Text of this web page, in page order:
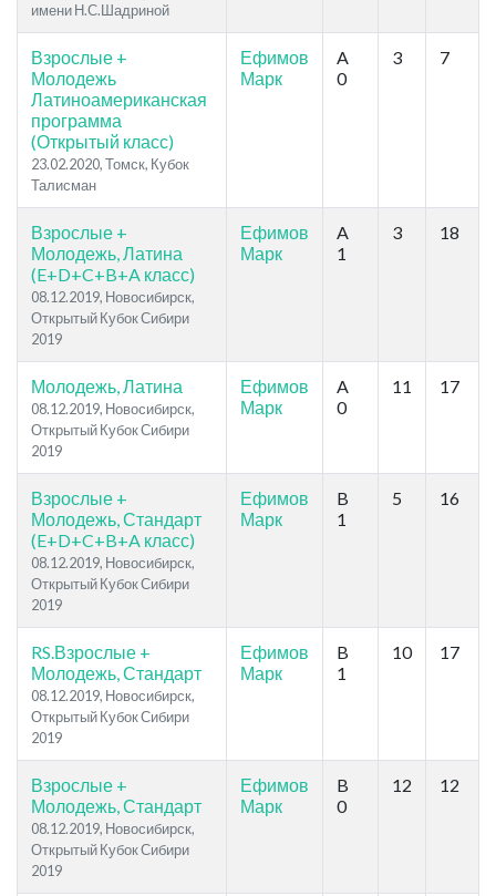
имени Н.С.Шадриной
Взрослые +
Молодежь
Латиноамериканская
программа
(Открытый класс)
23.02.2020, Томск, Кубок
Талисман
Ефимов
Марк
A
0
3 7
Взрослые +
Молодежь, Латина
(E+D+C+B+A класс)
08.12.2019, Новосибирск,
Открытый Кубок Сибири
2019
Ефимов
Марк
A
1
3 18
Молодежь, Латина
08.12.2019, Новосибирск,
Открытый Кубок Сибири
2019
Ефимов
Марк
A
0
11 17
Взрослые +
Молодежь, Стандарт
(E+D+C+B+A класс)
08.12.2019, Новосибирск,
Открытый Кубок Сибири
2019
Ефимов
Марк
B
1
5 16
RS.Взрослые +
Молодежь, Стандарт
08.12.2019, Новосибирск,
Открытый Кубок Сибири
2019
Ефимов
Марк
B
1
10 17
Взрослые +
Молодежь, Стандарт
08.12.2019, Новосибирск,
Открытый Кубок Сибири
2019
Ефимов
Марк
B
0
12 12